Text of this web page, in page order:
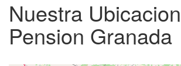
Nuestra
Pension Granada